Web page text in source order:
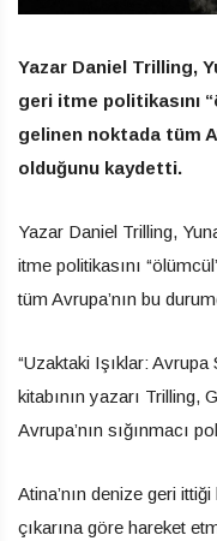
Yazar Daniel Trilling,
geri itme politikasını
gelinen noktada tüm
olduğunu kaydetti.
Yazar Daniel Trilling,
itme politikasını
tüm Avrupa’nın bu
“Uzaktaki Işıklar: Avrupa
kitabının yazarı Trilling,
Avrupa’nın sığınmacı
Atina’nın denize geri
çıkarına göre hareket